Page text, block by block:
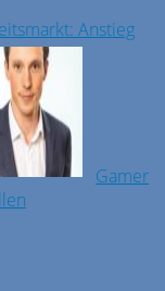
Anstieg
Gamer